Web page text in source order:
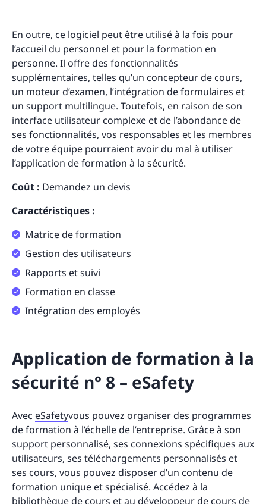
En outre, ce logiciel peut être utilisé à la fois pour
l’accueil du personnel et pour la formation en
personne. Il offre des fonctionnalités
supplémentaires, telles qu’un concepteur de cours,
un moteur d’examen, l’intégration de formulaires et
un support multilingue. Toutefois, en raison de son
interface utilisateur complexe et de l’abondance de
ses fonctionnalités, vos responsables et les membres
de votre équipe pourraient avoir du mal à utiliser
l’application de formation à la sécurité.
Coût : Demandez un devis
Caractéristiques :
Matrice de formation
Gestion des utilisateurs
Rapports et suivi
Formation en classe
Intégration des employés
Application de formation à la
sécurité n° 8 – eSafety
Avec eSafetyvous pouvez organiser des programmes
de formation à l’échelle de l’entreprise. Grâce à son
support personnalisé, ses connexions spécifiques aux
utilisateurs, ses téléchargements personnalisés et
ses cours, vous pouvez disposer d’un contenu de
formation unique et spécialisé. Accédez à la
bibliothèque de cours et au développeur de cours de